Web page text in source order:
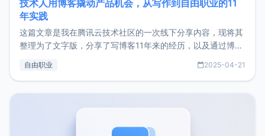
技术人用博客撬动产品机会，从写作到自由职业的11
年实践
这篇文章是我在腾讯云技术社区的一次线下分享内容，现将其
整理为了文字版，分享了写博客11年来的经历，以及通过博客
了我的首个产品ImgURL的真实数据和产品现状。自我介绍大
自由职业 2025-04-21